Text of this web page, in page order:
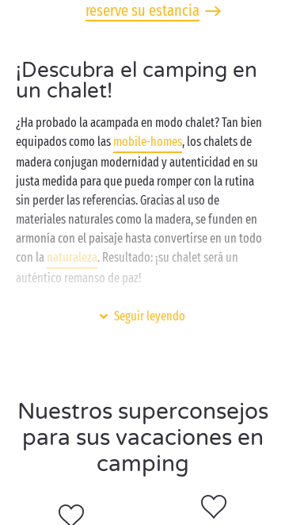
reserve su estancia
¡Descubra el camping en
un chalet!
¿Ha probado la acampada en modo chalet? Tan bien
equipados como las mobile-homes, los chalets de
madera conjugan modernidad y autenticidad en su
justa medida para que pueda romper con la rutina
sin perder las referencias. Gracias al uso de
materiales naturales como la madera, se funden en
armonía con el paisaje hasta convertirse en un todo
con la naturaleza. Resultado: ¡su chalet será un
auténtico remanso de paz!
PREMIUM, fin de semana
atmósfera acogedora que conquistará a grandes y
pequeños en cualquier temporada del año!
Seguir leyendo
Nuestros superconsejos
para sus vacaciones en
camping